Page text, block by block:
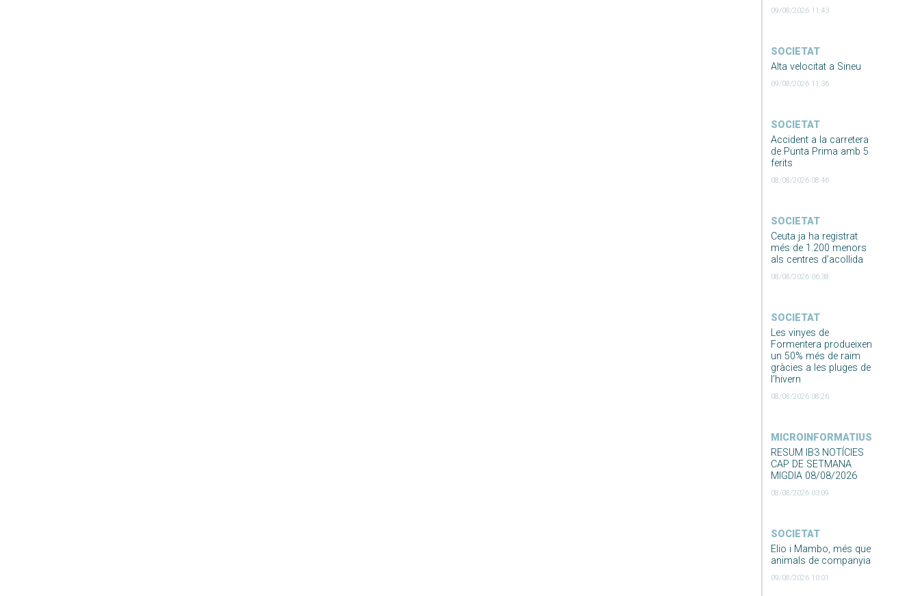
09/08/2026 11:43
SOCIETAT
Alta velocitat a Sineu
09/08/2026 11:36
SOCIETAT
Accident a la carretera
de Punta Prima amb 5
ferits
08/08/2026 08:46
SOCIETAT
Ceuta ja ha registrat
més de 1.200 menors
als centres d’acollida
08/08/2026 06:38
SOCIETAT
Les vinyes de
Formentera produeixen
un 50% més de raïm
gràcies a les pluges de
l’hivern
08/08/2026 08:26
MICROINFORMATIUS
RESUM IB3 NOTÍCIES
CAP DE SETMANA
MIGDIA 08/08/2026
08/08/2026 03:09
SOCIETAT
Elio i Mambo, més que
animals de companyia
09/08/2026 10:01